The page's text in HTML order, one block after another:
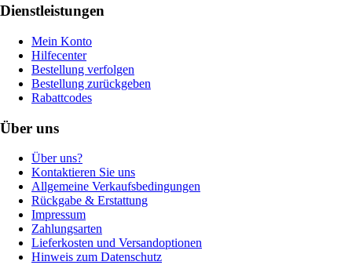
Dienstleistungen
Mein Konto
Hilfecenter
Bestellung verfolgen
Bestellung zurückgeben
Rabattcodes
Über uns
Über uns?
Kontaktieren Sie uns
Allgemeine Verkaufsbedingungen
Rückgabe & Erstattung
Impressum
Zahlungsarten
Lieferkosten und Versandoptionen
Hinweis zum Datenschutz